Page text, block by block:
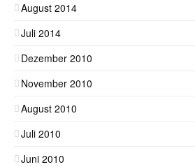
August 2014
Juli 2014
Dezember 2010
November 2010
August 2010
Juli 2010
Juni 2010